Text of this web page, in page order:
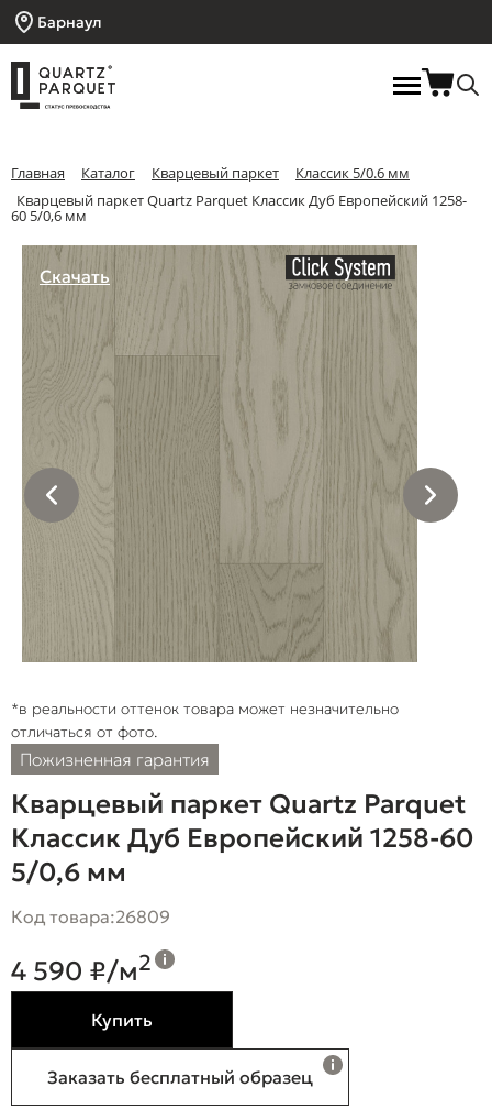
Барнаул
Главная Каталог Кварцевый паркет
Классик 5/0.6 мм
Кварцевый паркет Quartz Parquet Классик Дуб Европейский 1258-
60 5/0,6 мм
Скачать
*в реальности оттенок товара может незначительно
отличаться от фото.
Пожизненная гарантия
Кварцевый паркет Quartz Parquet
Классик Дуб Европейский 1258-60
5/0,6 мм
Код товара:26809
4 590 ₽/м2
Купить
Заказать бесплатный образец